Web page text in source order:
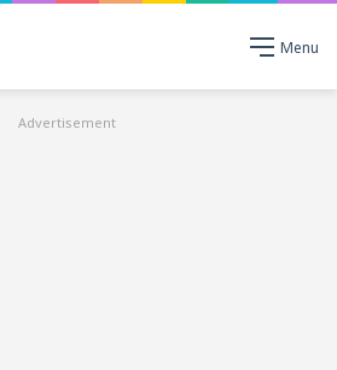
Menu
Advertisement